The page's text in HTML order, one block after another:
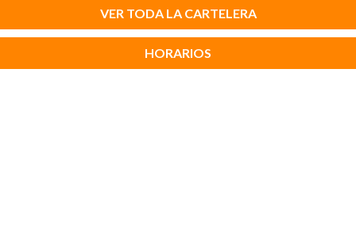
VER TODA LA CARTELERA
HORARIOS